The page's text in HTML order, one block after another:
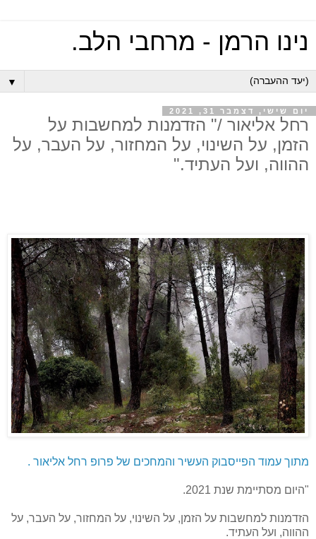
נינו הרמן - מרחבי הלב.
▼
יום שישי, דצמבר 31, 2021
רחל אליאור /" הזדמנות למחשבות על
הזמן, על השינוי, על המחזור, על העבר, על
ההווה, ועל העתיד."
מתוך עמוד הפייסבוק העשיר והמחכים של פרופ רחל אליאור .
"היום מסתיימת שנת 2021.
הזדמנות למחשבות על הזמן, על השינוי, על המחזור, על העבר, על
ההווה, ועל העתיד.